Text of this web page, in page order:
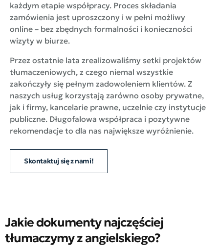
każdym etapie współpracy. Proces składania
zamówienia jest uproszczony i w pełni możliwy
online – bez zbędnych formalności i konieczności
wizyty w biurze.
Przez ostatnie lata zrealizowaliśmy setki projektów
tłumaczeniowych, z czego niemal wszystkie
zakończyły się pełnym zadowoleniem klientów. Z
naszych usług korzystają zarówno osoby prywatne,
jak i firmy, kancelarie prawne, uczelnie czy instytucje
publiczne. Długofalowa współpraca i pozytywne
rekomendacje to dla nas największe wyróżnienie.
Skontaktuj się z nami!
Jakie dokumenty najczęściej
tłumaczymy z angielskiego?